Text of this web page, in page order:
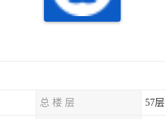
总 楼 层 57层